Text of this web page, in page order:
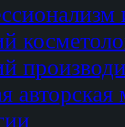
авторская